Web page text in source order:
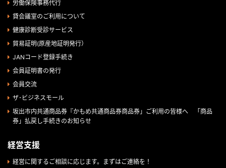
労働保険事務代行
貸会議室のご利用について
健康診断受診サービス
貿易証明(原産地証明発行）
JANコード登録手続き
会員証明書の発行
会員交流
ザ･ビジネスモール
坂出市内共通商品券『かもめ共通商品券商品券」ご利用の皆様へ 「商品
券」払戻し手続きのお知らせ
経営支援
経営に関するご相談に応じます。まずはご連絡を！